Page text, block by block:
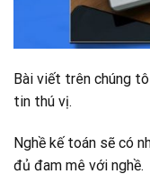
Bài viết trên chúng
tin thú vị.
Nghề kế toán sẽ có
đủ đam mê với nghề.